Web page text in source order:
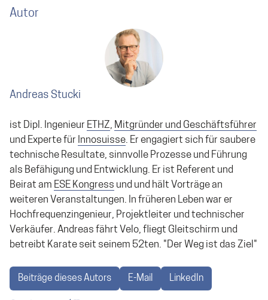
Autor
Andreas Stucki
ist Dipl. Ingenieur ETHZ, Mitgründer und Geschäftsführer
und Experte für Innosuisse. Er engagiert sich für saubere
technische Resultate, sinnvolle Prozesse und Führung
als Befähigung und Entwicklung. Er ist Referent und
Beirat am ESE Kongress und und hält Vorträge an
weiteren Veranstaltungen. In früheren Leben war er
Hochfrequenzingenieur, Projektleiter und technischer
Verkäufer. Andreas fährt Velo, fliegt Gleitschirm und
betreibt Karate seit seinem 52ten. "Der Weg ist das Ziel"
Beiträge dieses Autors E-Mail LinkedIn